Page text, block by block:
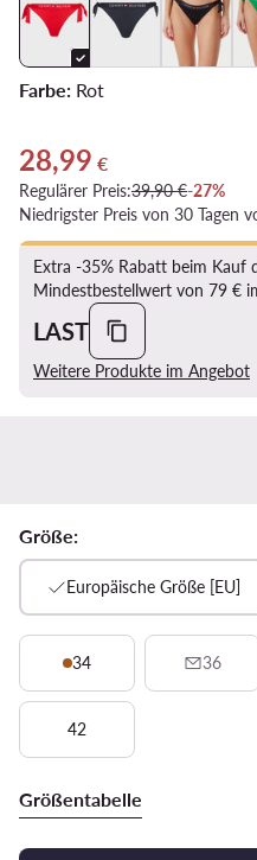
Farbe: Rot
Aktueller Preis 28,99 €
28,99 €
Regulärer Preis:39,90 €-27%
Niedrigster Preis von 30 Tagen
Extra -35% Rabatt beim Kauf
Mindestbestellwert von 79 €
LAST
Weitere Produkte im Angebot
Größe:
Europäische Größe [EU]
34 36
42
Größentabelle